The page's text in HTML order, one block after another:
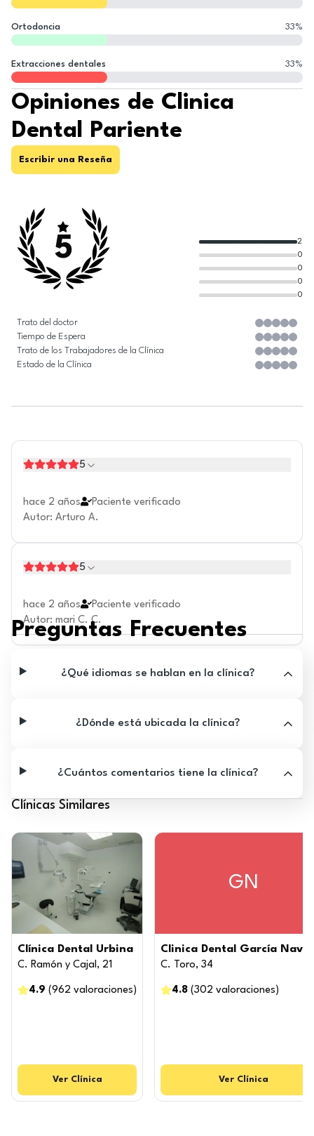
Ortodoncia 33%
Extracciones dentales 33%
Opiniones de Clinica
Dental Pariente
Escribir una Reseña
5
0
0
0
0
2
Trato del doctor
Tiempo de Espera
Trato de los Trabajadores de la Clínica
Estado de la Clínica
5
hace 2 años
Paciente verificado
Autor: Arturo A.
5
hace 2 años
Paciente verificado
Autor: mari C. C.
Preguntas Frecuentes
¿Qué idiomas se hablan en la clínica?
¿Dónde está ubicada la clínica?
¿Cuántos comentarios tiene la clínica?
Clínicas Similares
Clínica Dental Urbina
C. Ramón y Cajal, 21
4.9 (962 valoraciones )
Ver Clínica
GN
Clinica Dental García
C. Toro, 34
4.8 (302 valoraciones )
Ver Clínica